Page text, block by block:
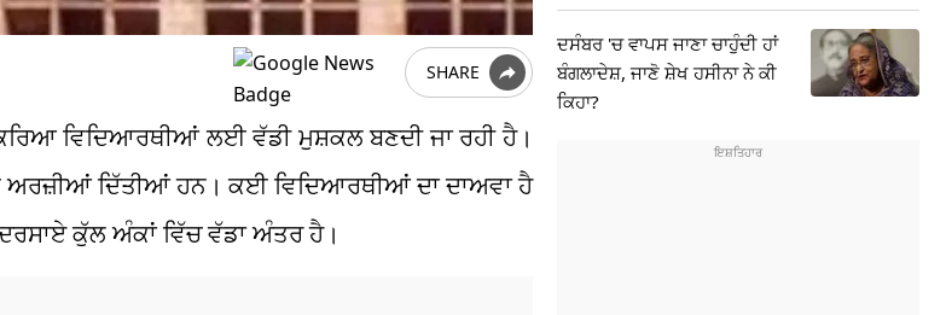
SHARE
ਵਿਦਿਆਰਥੀਆਂ ਲਈ ਵੱਡੀ ਮੁਸ਼ਕਲ ਬਣਦੀ ਜਾ ਰਹੀ ਹੈ।
ਦਿੱਤੀਆਂ ਹਨ। ਕਈ ਵਿਦਿਆਰਥੀਆਂ ਦਾ ਦਾਅਵਾ ਹੈ
ਕੁੱਲ ਅੰਕਾਂ ਵਿੱਚ ਵੱਡਾ ਅੰਤਰ ਹੈ।
ਦਸੰਬਰ 'ਚ ਵਾਪਸ ਜਾਣਾ ਚਾਹੁੰਦੀ ਹਾਂ
ਬੰਗਲਾਦੇਸ਼, ਜਾਣੋ ਸ਼ੇਖ ਹਸੀਨਾ ਨੇ ਕੀ
ਕਿਹਾ?